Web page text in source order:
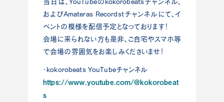
当日は、YouTubeのkokorobeatsチャンネル、
およびAmateras Recordstチャンネルにて、イ
ベントの模様を配信予定となっております！
会場に来られない方も是非、ご自宅やスマホ等
で会場の雰囲気をお楽しみくださいませ！
・kokorobeats YouTubeチャンネル
https://www.youtube.com/@kokorobeat
s